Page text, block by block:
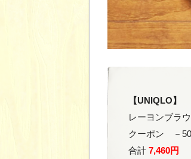
【UNIQLO】
レーヨンブラ
クーポン －
合計 7,460円